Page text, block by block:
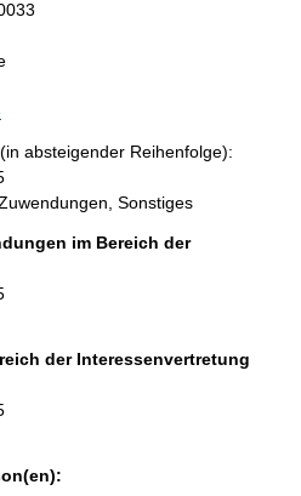
(in absteigender Reihenfolge):
Sonstiges
im Bereich der
der Interessenvertretung